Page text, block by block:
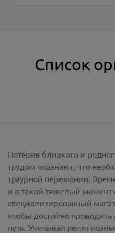
Список
Потеряв близкого и
трудом осознают, что
траурной церемонии.
и в такой тяжелый момент
специализированный
чтобы достойно
путь. Учитывая